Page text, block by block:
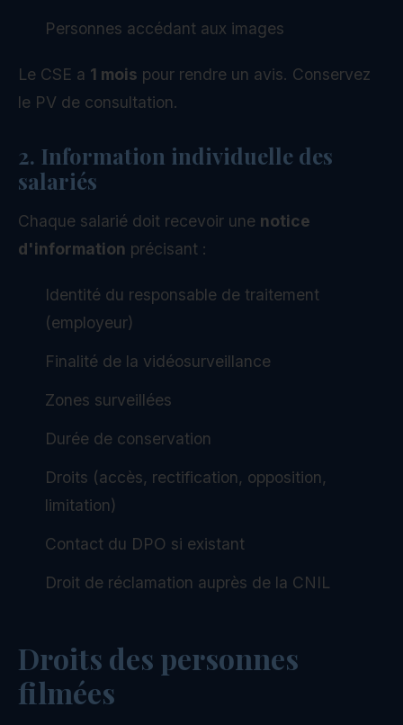
Personnes accédant aux images
Le CSE a 1 mois pour rendre un avis. Conservez
le PV de consultation.
2. Information individuelle des
salariés
Chaque salarié doit recevoir une notice
d'information précisant :
Identité du responsable de traitement
(employeur)
Finalité de la vidéosurveillance
Zones surveillées
Durée de conservation
Droits (accès, rectification, opposition,
limitation)
Contact du DPO si existant
Droit de réclamation auprès de la CNIL
Droits des personnes
filmées